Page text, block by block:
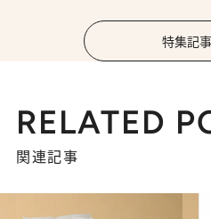
特集記
RELATED
関連記事